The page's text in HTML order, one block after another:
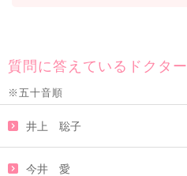
質問に答えているドクター
※五十音順
井上 聡子
今井 愛